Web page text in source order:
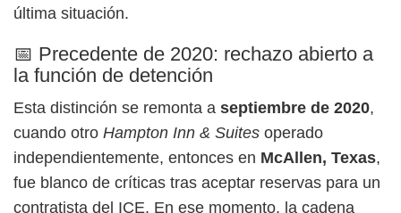
última situación.
📅 Precedente de 2020: rechazo abierto a
la función de detención
Esta distinción se remonta a septiembre de 2020,
cuando otro Hampton Inn & Suites operado
independientemente, entonces en McAllen, Texas,
fue blanco de críticas tras aceptar reservas para un
contratista del ICE. En ese momento, la cadena